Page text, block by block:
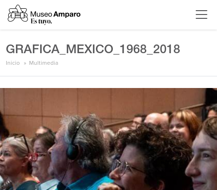
GRAFICA_MEXICO_1968_2018
Inicio Multimedia